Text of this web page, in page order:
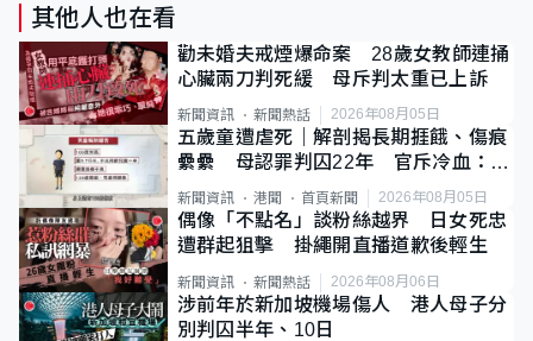
其他人也在看
勸未婚夫戒煙爆命案 28歲女教師連捅
心臟兩刀判死緩 母斥判太重已上訴
新聞資訊 新聞熱話 2026年08月05日
五歲童遭虐死｜解剖揭長期捱餓、傷痕
纍纍 母認罪判囚22年 官斥冷血：同
類案最惡劣
新聞資訊 港聞 首頁新聞 2026年08月05日
偶像「不點名」談粉絲越界 日女死忠
遭群起狙擊 掛繩開直播道歉後輕生
新聞資訊 新聞熱話 2026年08月06日
涉前年於新加坡機場傷人 港人母子分
別判囚半年、10日